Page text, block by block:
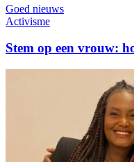
Goed nieuws
Activisme
Stem op een vrouw: